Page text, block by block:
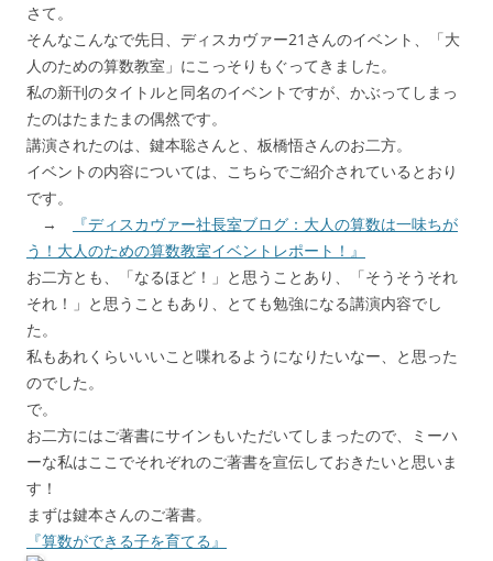
さて。
そんなこんなで先日、ディスカヴァー21さんのイベント、「大
人のための算数教室」にこっそりもぐってきました。
私の新刊のタイトルと同名のイベントですが、かぶってしまっ
たのはたまたまの偶然です。
講演されたのは、鍵本聡さんと、板橋悟さんのお二方。
イベントの内容については、こちらでご紹介されているとおり
です。
→
『ディスカヴァー社長室ブログ：大人の算数は一味ちが
う！大人のための算数教室イベントレポート！』
お二方とも、「なるほど！」と思うことあり、「そうそうそれ
それ！」と思うこともあり、とても勉強になる講演内容でし
た。
私もあれくらいいいこと喋れるようになりたいなー、と思った
のでした。
で。
お二方にはご著書にサインもいただいてしまったので、ミーハ
ーな私はここでそれぞれのご著書を宣伝しておきたいと思いま
す！
まずは鍵本さんのご著書。
『算数ができる子を育てる』